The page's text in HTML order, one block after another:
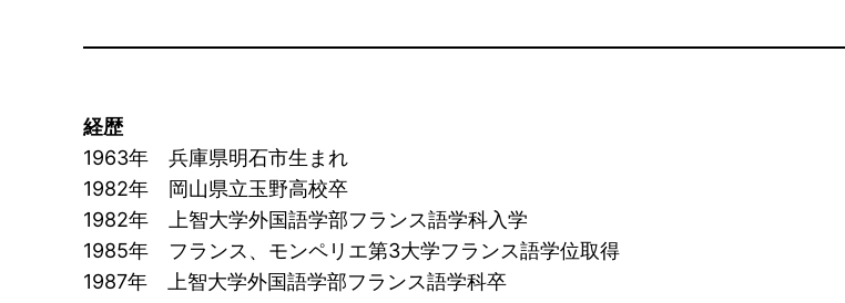
経歴
1963年 兵庫県明石市生まれ
1982年 岡山県立玉野高校卒
1982年 上智大学外国語学部フランス語学科入学
1985年 フランス、モンペリエ第3大学フランス語学位取得
1987年 上智大学外国語学部フランス語学科卒